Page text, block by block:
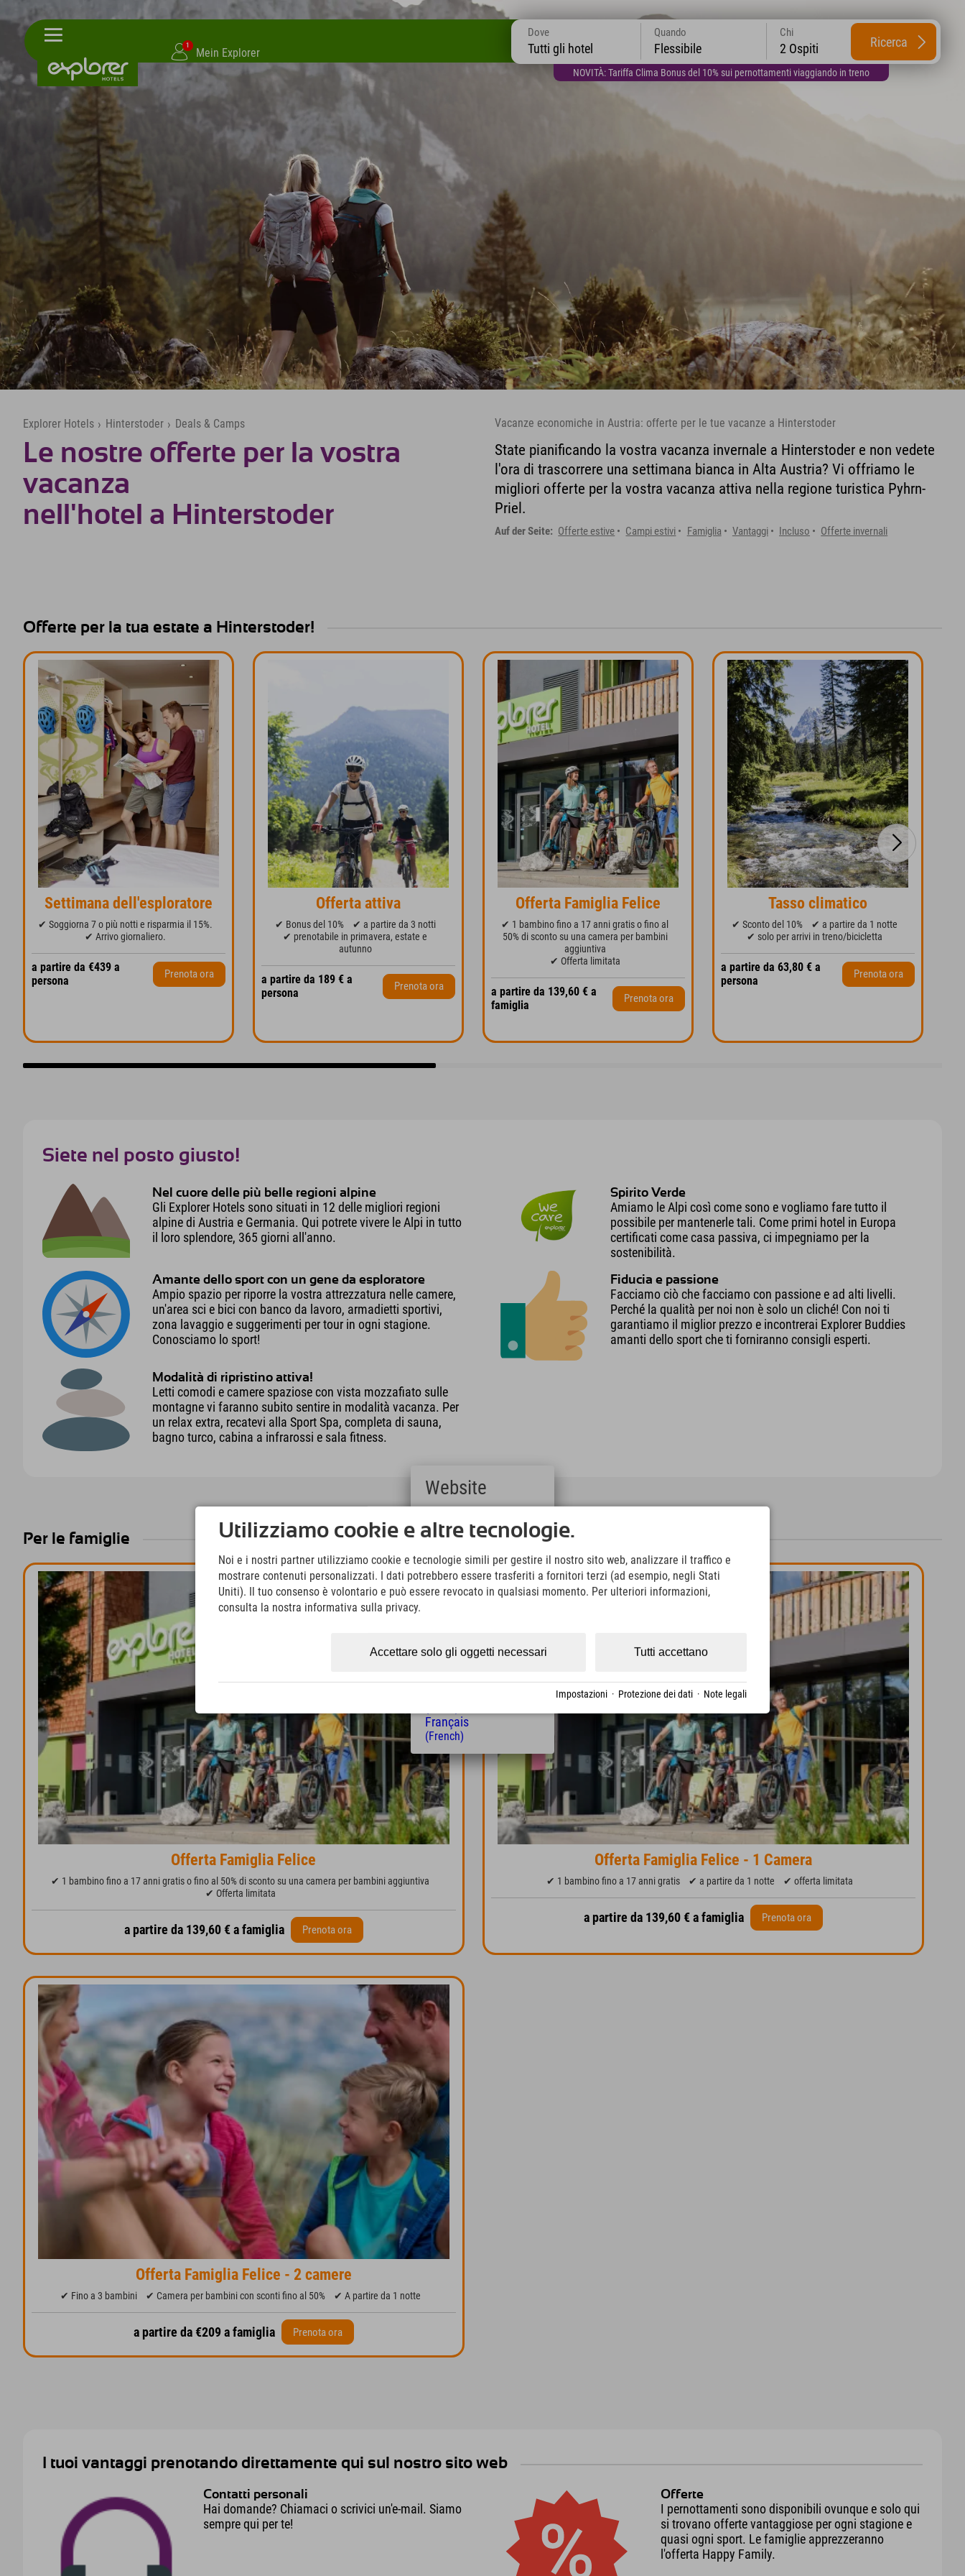
1
Mein Explorer
NOVITÀ: Tariffa Clima Bonus del 10% sui pernottamenti viaggiando in treno
Dove
Tutti gli hotel
Quando
Flessibile
Chi
2 Ospiti Ricerca
Explorer Hotels › Hinterstoder › Deals & Camps
Le nostre offerte per la vostra
vacanza
nell'hotel a Hinterstoder
Vacanze economiche in Austria: offerte per le tue vacanze a Hinterstoder
State pianificando la vostra vacanza invernale a Hinterstoder e non vedete
l'ora di trascorrere una settimana bianca in Alta Austria? Vi offriamo le
migliori offerte per la vostra vacanza attiva nella regione turistica Pyhrn-
Priel.
Auf der Seite: Offerte estive Campi estivi Famiglia Vantaggi Incluso Offerte invernali
Offerte per la tua estate a Hinterstoder!
Settimana dell'esploratore
✔ Soggiorna 7 o più notti e risparmia il 15%.
✔ Arrivo giornaliero.
a partire da €439 a
persona
Prenota ora
Offerta attiva
✔ Bonus del 10%
✔ a partire da 3 notti
✔ prenotabile in primavera, estate e
autunno
a partire da 189 € a
persona
Prenota ora
Offerta Famiglia Felice
✔ 1 bambino fino a 17 anni gratis o fino al
50% di sconto su una camera per bambini
aggiuntiva
✔ Offerta limitata
a partire da 139,60 € a
famiglia
Prenota ora
Tasso climatico
✔ Sconto del 10%
✔ a partire da 1 notte
✔ solo per arrivi in treno/bicicletta
a partire da 63,80 € a
persona
Prenota ora
Siete nel posto giusto!
Nel cuore delle più belle regioni alpine
Gli Explorer Hotels sono situati in 12 delle migliori regioni
alpine di Austria e Germania. Qui potrete vivere le Alpi in tutto
il loro splendore, 365 giorni all'anno.
Spirito Verde
Amiamo le Alpi così come sono e vogliamo fare tutto il
possibile per mantenerle tali. Come primi hotel in Europa
certificati come casa passiva, ci impegniamo per la
sostenibilità.
Amante dello sport con un gene da esploratore
Ampio spazio per riporre la vostra attrezzatura nelle camere,
un'area sci e bici con banco da lavoro, armadietti sportivi,
zona lavaggio e suggerimenti per tour in ogni stagione.
Conosciamo lo sport!
Fiducia e passione
Facciamo ciò che facciamo con passione e ad alti livelli.
Perché la qualità per noi non è solo un cliché! Con noi ti
garantiamo il miglior prezzo e incontrerai Explorer Buddies
amanti dello sport che ti forniranno consigli esperti.
Modalità di ripristino attiva!
Letti comodi e camere spaziose con vista mozzafiato sulle
montagne vi faranno subito sentire in modalità vacanza. Per
un relax extra, recatevi alla Sport Spa, completa di sauna,
bagno turco, cabina a infrarossi e sala fitness.
Per le famiglie
Offerta Famiglia Felice
✔ 1 bambino fino a 17 anni gratis o fino al 50% di sconto su una camera per bambini aggiuntiva
✔ Offerta limitata
a partire da 139,60 € a famiglia Prenota ora
Offerta Famiglia Felice - 1 Camera
✔ 1 bambino fino a 17 anni gratis ✔ a partire da 1 notte ✔ offerta limitata
a partire da 139,60 € a famiglia Prenota ora
Offerta Famiglia Felice - 2 camere
✔ Fino a 3 bambini ✔ Camera per bambini con sconti fino al 50% ✔ A partire da 1 notte
a partire da €209 a famiglia Prenota ora
I tuoi vantaggi prenotando direttamente qui sul nostro sito web
Contatti personali
Hai domande? Chiamaci o scrivici un'e-mail. Siamo
sempre qui per te!
Offerte
I pernottamenti sono disponibili ovunque e solo qui
si trovano offerte vantaggiose per ogni stagione e
quasi ogni sport. Le famiglie apprezzeranno
l'offerta Happy Family.
Utilizziamo cookie e altre tecnologie.
Noi e i nostri partner utilizziamo cookie e tecnologie simili per gestire il nostro sito web, analizzare il traffico e
mostrare contenuti personalizzati. I dati potrebbero essere trasferiti a fornitori terzi (ad esempio, negli Stati
Uniti). Il tuo consenso è volontario e può essere revocato in qualsiasi momento. Per ulteriori informazioni,
consulta la nostra informativa sulla privacy.
Tutti accettano
Accettare solo gli oggetti necessari
Impostazioni · Protezione dei dati · Note legali
Website
Deutsch
(German)
(English)
Italiano
(Italian)
(Polish)
(Hungarian)
Français
(French)